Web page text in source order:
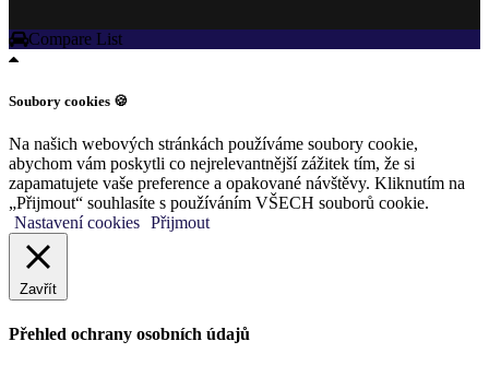
Compare List
Soubory cookies 🍪
Na našich webových stránkách používáme soubory cookie,
abychom vám poskytli co nejrelevantnější zážitek tím, že si
zapamatujete vaše preference a opakované návštěvy. Kliknutím na
„Přijmout“ souhlasíte s používáním VŠECH souborů cookie.
Nastavení cookies Přijmout
Zavřít
Přehled ochrany osobních údajů